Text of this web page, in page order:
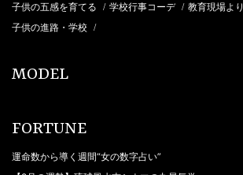
子供の五感を育てる / 学校行事コーデ / 教育現場より
子供の進路・学校 /
MODEL
FORTUNE
運命数から導く週間“女の数字占い”